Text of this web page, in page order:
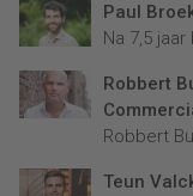
Paul
Na 7,5 jaar
Robbert
Robbert
Teun